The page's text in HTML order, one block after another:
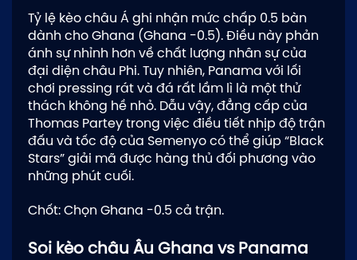
Tỷ lệ kèo châu Á ghi nhận mức chấp 0.5 bàn
dành cho Ghana (Ghana -0.5). Điều này phản
ánh sự nhỉnh hơn về chất lượng nhân sự của
đại diện châu Phi. Tuy nhiên, Panama với lối
chơi pressing rát và đá rất lầm lì là một thử
thách không hề nhỏ. Dẫu vậy, đẳng cấp của
Thomas Partey trong việc điều tiết nhịp độ trận
đấu và tốc độ của Semenyo có thể giúp “Black
Stars” giải mã được hàng thủ đối phương vào
những phút cuối.
Chốt: Chọn Ghana -0.5 cả trận.
Soi kèo châu Âu Ghana vs Panama